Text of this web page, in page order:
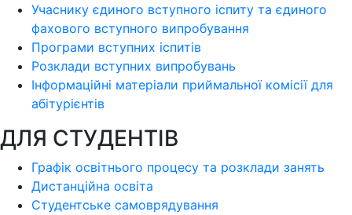
Учаснику єдиного вступного іспиту та єдиного
фахового вступного випробування
Програми вступних іспитів
Розклади вступних випробувань
Інформаційні матеріали приймальної комісії для
абітурієнтів
ДЛЯ СТУДЕНТІВ
Графік освітнього процесу та розклади занять
Дистанційна освіта
Студентське самоврядування